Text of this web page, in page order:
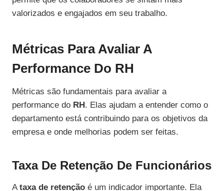
valorizados e engajados em seu trabalho.
Métricas Para Avaliar A
Performance Do RH
Métricas são fundamentais para avaliar a
performance do RH . Elas ajudam a entender como o
departamento está contribuindo para os objetivos da
empresa e onde melhorias podem ser feitas.
Taxa De Retenção De Funcionários
Ataxa de retenção é um indicador importante. Ela